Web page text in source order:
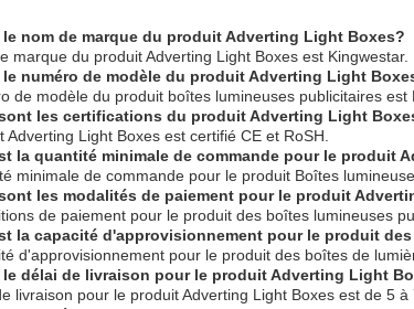
le nom de marque du produit Adverting Light Boxes?
marque du produit Adverting Light Boxes est Kingwestar.
le numéro de modèle du produit Adverting Light
de modèle du produit boîtes lumineuses publicitaires est
les certifications du produit Adverting Light
Adverting Light Boxes est certifié CE et RoSH.
la quantité minimale de commande pour le produit
minimale de commande pour le produit Boîtes
les modalités de paiement pour le produit
de paiement pour le produit des boîtes lumineuses
la capacité d'approvisionnement pour le produit
d'approvisionnement pour le produit des boîtes de
le délai de livraison pour le produit Adverting Light
livraison pour le produit Adverting Light Boxes est de 5 à